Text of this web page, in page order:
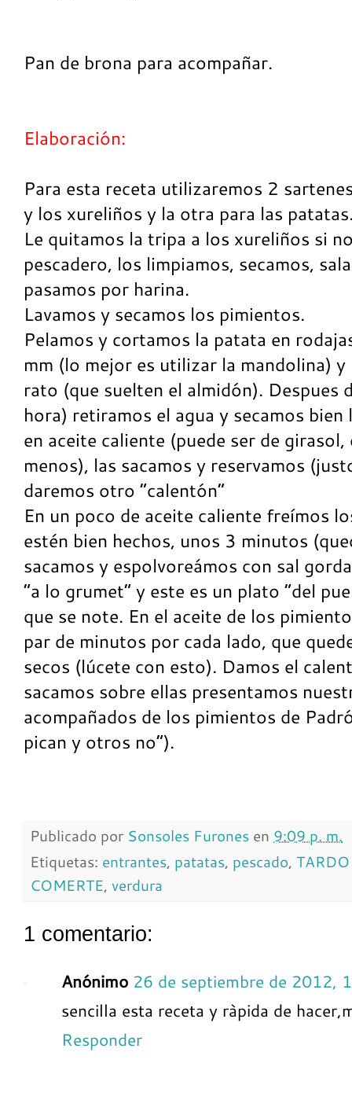
Pan de brona para acompañar.
Elaboración:
Para esta receta utilizaremos 2
y los xureliños y la otra para las
Le quitamos la tripa a los xureliños si
pescadero, los limpiamos, secamos,
pasamos por harina.
Lavamos y secamos los pimientos.
Pelamos y cortamos la patata en
mm (lo mejor es utilizar la mandolina) y
rato (que suelten el almidón). Despues
hora) retiramos el agua y secamos
en aceite caliente (puede ser de
menos), las sacamos y reservamos
daremos otro “calentón”
En un poco de aceite caliente freímos
estén bien hechos, unos 3 minutos
sacamos y espolvoreámos con sal
“a lo grumet” y este es un plato “del
que se note. En el aceite de los
par de minutos por cada lado, que
secos (lúcete con esto). Damos el
sacamos sobre ellas presentamos
acompañados de los pimientos de
pican y otros no”).
Publicado por Sonsoles Furones en 9:09 p. m.
Etiquetas: entrantes, patatas, pescado,
COMERTE, verdura
1 comentario:
Anónimo 26 de septiembre de 2012,
sencilla esta receta y ràpida de
Responder